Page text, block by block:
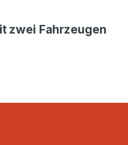
zwei Fahrzeugen